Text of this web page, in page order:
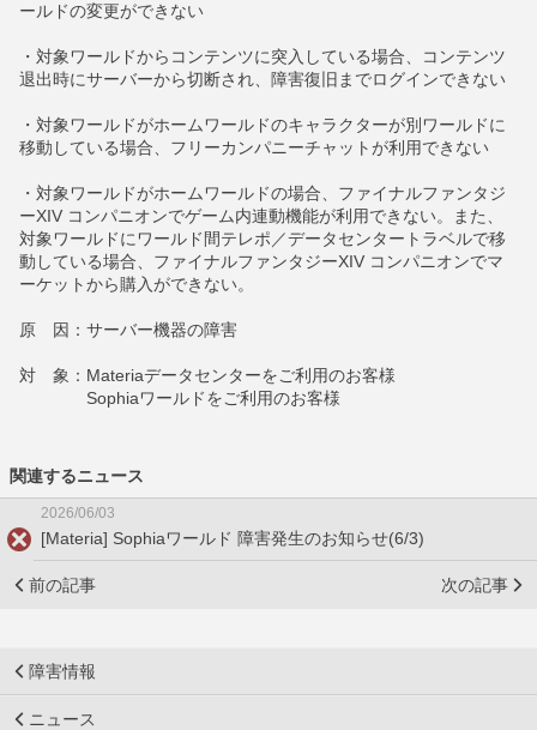
ールドの変更ができない
・対象ワールドからコンテンツに突入している場合、コンテンツ
退出時にサーバーから切断され、障害復旧までログインできない
・対象ワールドがホームワールドのキャラクターが別ワールドに
移動している場合、フリーカンパニーチャットが利用できない
・対象ワールドがホームワールドの場合、ファイナルファンタジ
ーXIV コンパニオンでゲーム内連動機能が利用できない。また、
対象ワールドにワールド間テレポ／データセンタートラベルで移
動している場合、ファイナルファンタジーXIV コンパニオンでマ
ーケットから購入ができない。
原 因：サーバー機器の障害
対 象：Materiaデータセンターをご利用のお客様
Sophiaワールドをご利用のお客様
関連するニュース
2026/06/03
[Materia] Sophiaワールド 障害発生のお知らせ(6/3)
前の記事 次の記事
障害情報
ニュース